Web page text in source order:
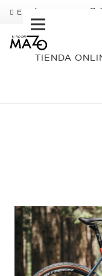
ENVÍO GRATIS
TIENDA